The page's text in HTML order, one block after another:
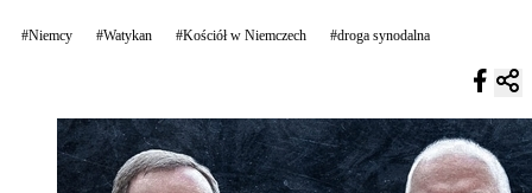
#Niemcy #Watykan #Kościół w Niemczech #droga synodalna